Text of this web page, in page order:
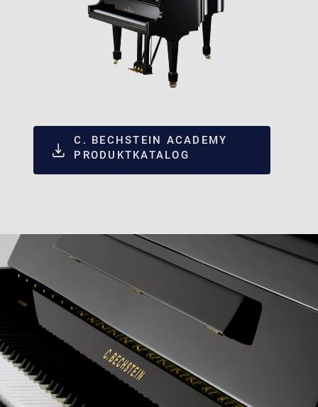
C. BECHSTEIN ACADEMY
PRODUKTKATALOG